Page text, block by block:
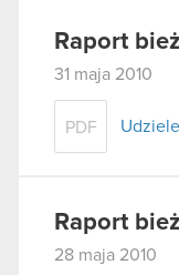
Raport
31 maja 2010
PDF
Raport
28 maja 2010